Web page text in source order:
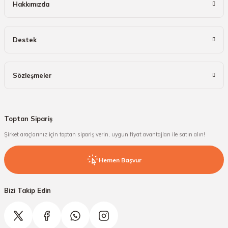
Hakkımızda
Destek
Sözleşmeler
Toptan Sipariş
Şirket araçlarınız için toptan sipariş verin, uygun fiyat avantajları ile satın alın!
Hemen Başvur
Bizi Takip Edin